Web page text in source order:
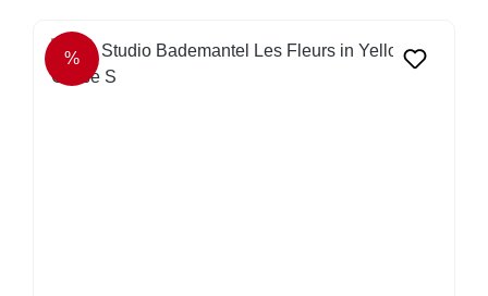
RABATT
%